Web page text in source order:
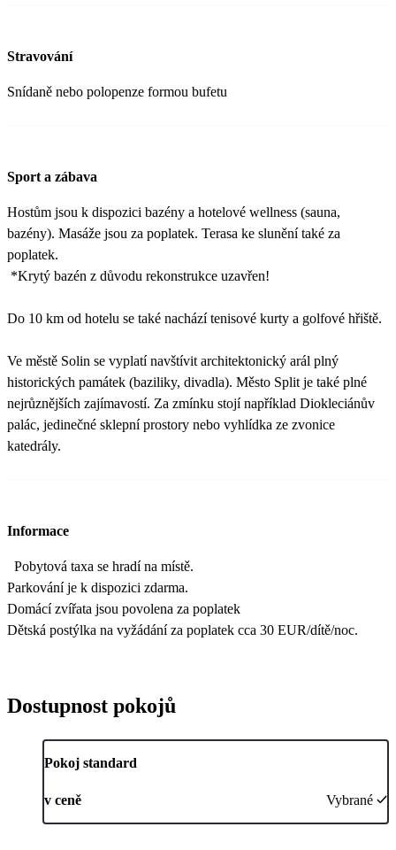
Stravování
Snídaně nebo polopenze formou bufetu
Sport a zábava
Hostům jsou k dispozici bazény a hotelové wellness (sauna,
bazény). Masáže jsou za poplatek. Terasa ke slunění také za
poplatek.
*Krytý bazén z důvodu rekonstrukce uzavřen!
Do 10 km od hotelu se také nachází tenisové kurty a golfové hřiště.
Ve městě Solin se vyplatí navštívit architektonický arál plný
historických památek (baziliky, divadla). Město Split je také plné
nejrůznějších zajímavostí. Za zmínku stojí například Diokleciánův
palác, jedinečné sklepní prostory nebo vyhlídka ze zvonice
katedrály.
Informace
Pobytová taxa se hradí na místě.
Parkování je k dispozici zdarma.
Domácí zvířata jsou povolena za poplatek
Dětská postýlka na vyžádání za poplatek cca 30 EUR/dítě/noc.
Dostupnost pokojů
Pokoj standard
v ceně Vybrané